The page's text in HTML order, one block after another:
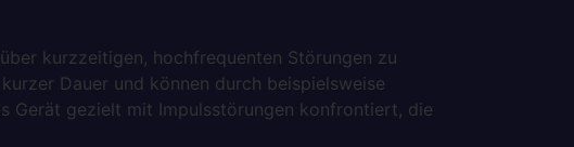
kurzzeitigen, hochfrequenten Störungen zu
Dauer und können durch beispielsweise
Gerät gezielt mit Impulsstörungen konfrontiert, die